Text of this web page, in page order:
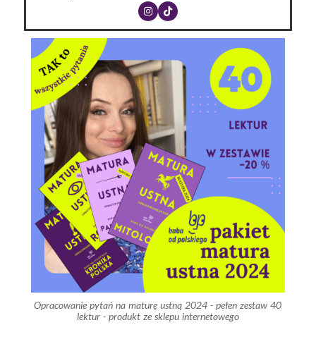
Opracowanie pytań na maturę ustną 2024 - pełen zestaw 40
lektur - produkt ze sklepu internetowego